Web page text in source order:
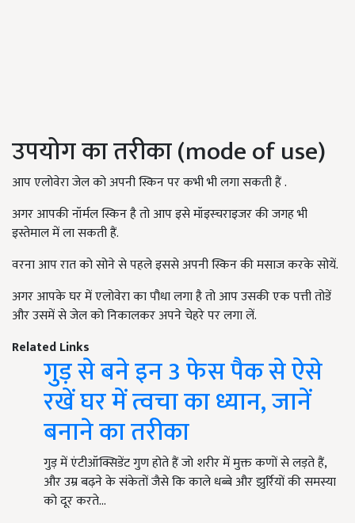
उपयोग का तरीका (mode of use)
आप एलोवेरा जेल को अपनी स्किन पर कभी भी लगा सकती हैं .
अगर आपकी नॉर्मल स्किन है तो आप इसे मॉइस्चराइजर की जगह भी
इस्तेमाल में ला सकती हैं.
वरना आप रात को सोने से पहले इससे अपनी स्किन की मसाज करके सोयें.
अगर आपके घर में एलोवेरा का पौधा लगा है तो आप उसकी एक पत्ती तोडें
और उसमें से जेल को निकालकर अपने चेहरे पर लगा लें.
Related Links
गुड़ से बने इन 3 फेस पैक से ऐसे
रखें घर में त्वचा का ध्यान, जानें
बनाने का तरीका
गुड़ में एंटीऑक्सिडेंट गुण होते हैं जो शरीर में मुक्त कणों से लड़ते हैं,
और उम्र बढ़ने के संकेतों जैसे कि काले धब्बे और झुर्रियों की समस्या
को दूर करते…